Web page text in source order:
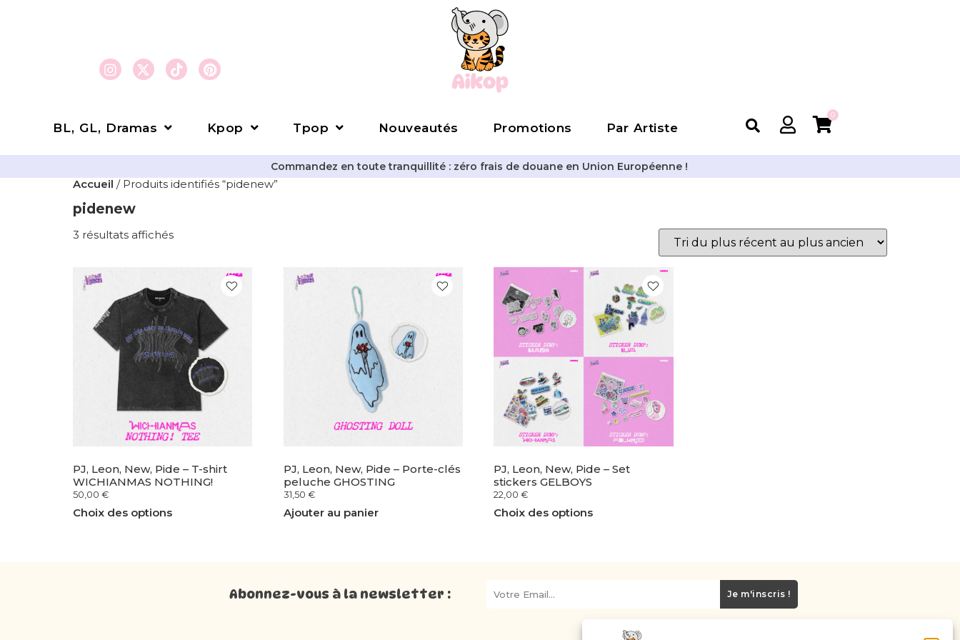
BL, GL, Dramas Kpop Tpop Nouveautés Promotions Par Artiste
0
Commandez en toute tranquillité : zéro frais de douane en Union Européenne !
Accueil / Produits identifiés “pidenew”
pidenew
3 résultats affichés
PJ, Leon, New, Pide – T-shirt
WICHIANMAS NOTHING!
50,00 €
Choix des options
PJ, Leon, New, Pide – Porte-clés
peluche GHOSTING
31,50 €
Ajouter au panier
PJ, Leon, New, Pide – Set
stickers GELBOYS
22,00€
Choix des options
Abonnez-vous à la newsletter : Je m'inscris !